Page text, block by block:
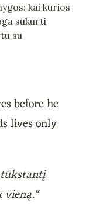
kai kurios
sukurti
su
before he
lives only